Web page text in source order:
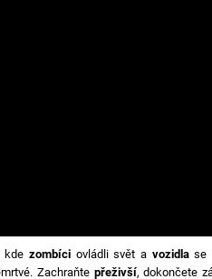
kde zombíciovládli svět a vozidlase
Zachraňte přeživší, dokončete